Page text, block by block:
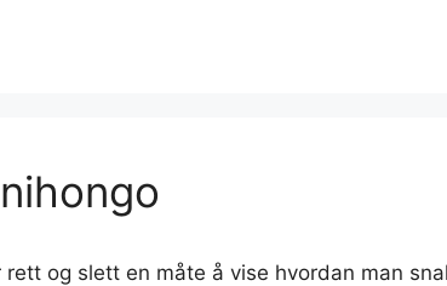
rett og slett en måte å vise hvordan man